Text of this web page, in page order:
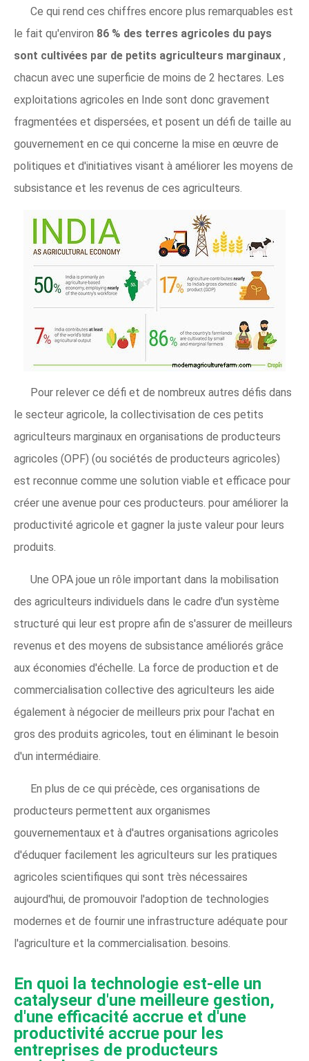
Ce qui rend ces chiffres encore plus remarquables est
le fait qu'environ 86 % des terres agricoles du pays
sont cultivées par de petits agriculteurs marginaux ,
chacun avec une superficie de moins de 2 hectares. Les
exploitations agricoles en Inde sont donc gravement
fragmentées et dispersées, et posent un défi de taille au
gouvernement en ce qui concerne la mise en œuvre de
politiques et d'initiatives visant à améliorer les moyens de
subsistance et les revenus de ces agriculteurs.
Pour relever ce défi et de nombreux autres défis dans
le secteur agricole, la collectivisation de ces petits
agriculteurs marginaux en organisations de producteurs
agricoles (OPF) (ou sociétés de producteurs agricoles)
est reconnue comme une solution viable et efficace pour
créer une avenue pour ces producteurs. pour améliorer la
productivité agricole et gagner la juste valeur pour leurs
produits.
Une OPA joue un rôle important dans la mobilisation
des agriculteurs individuels dans le cadre d'un système
structuré qui leur est propre afin de s'assurer de meilleurs
revenus et des moyens de subsistance améliorés grâce
aux économies d'échelle. La force de production et de
commercialisation collective des agriculteurs les aide
également à négocier de meilleurs prix pour l'achat en
gros des produits agricoles, tout en éliminant le besoin
d'un intermédiaire.
En plus de ce qui précède, ces organisations de
producteurs permettent aux organismes
gouvernementaux et à d'autres organisations agricoles
d'éduquer facilement les agriculteurs sur les pratiques
agricoles scientifiques qui sont très nécessaires
aujourd'hui, de promouvoir l'adoption de technologies
modernes et de fournir une infrastructure adéquate pour
l'agriculture et la commercialisation. besoins.
En quoi la technologie est-elle un
catalyseur d'une meilleure gestion,
d'une efficacité accrue et d'une
productivité accrue pour les
entreprises de producteurs